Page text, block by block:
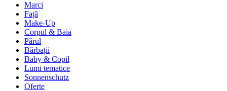
Marci
Față
Make-Up
Corpul & Baia
Părul
Bărbații
Baby & Copil
Lumi tematice
Sonnenschutz
Oferte